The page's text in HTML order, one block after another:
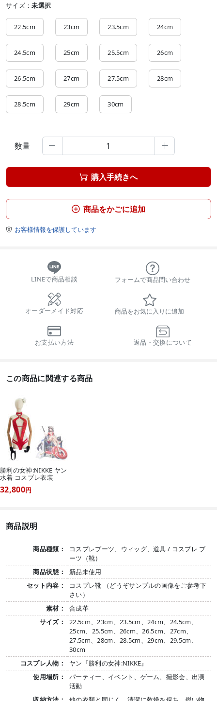
サイズ：未選択
22.5cm 23cm 23.5cm 24cm
24.5cm 25cm 25.5cm 26cm
26.5cm 27cm 27.5cm 28cm
28.5cm 29cm 30cm
数量  
 購入手続きへ
 商品をかごに追加
 お客様情報を保護しています
LINEで商品相談 フォームで商品問い合わせ
オーダーメイド対応 商品をお気に入りに追加
お支払い方法 返品・交換について
この商品に関連する商品
勝利の女神:NIKKE ヤン
水着 コスプレ衣装
32,800円
商品説明
商品種類：
コスプレブーツ、ウィッグ、道具 / コスプレ ブ
ーツ（靴）
商品状態：
新品未使用
セット内容：
コスプレ靴 （どうぞサンプルの画像をご参考下
さい）
素材：
合成革
サイズ：
22.5cm、23cm、23.5cm、24cm、24.5cm、
25cm、25.5cm、26cm、26.5cm、27cm、
27.5cm、28cm、28.5cm、29cm、29.5cm、
30cm
コスプレ人物：
ヤン『勝利の女神:NIKKE』
使用場所：
パーティー、イベント、ゲーム、撮影会、出演
活動